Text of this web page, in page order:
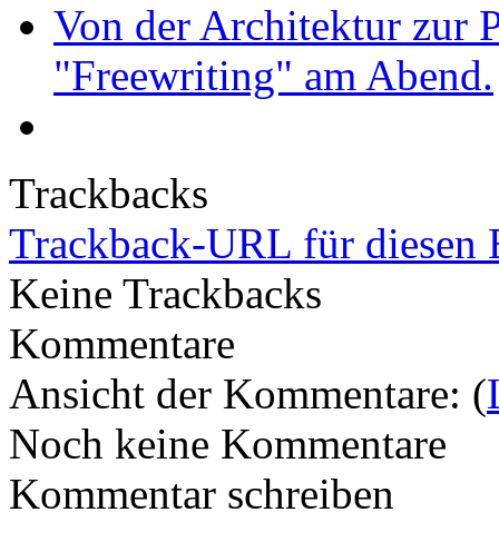
Von der Architektur zur
"Freewriting" am Abend.
Trackbacks
Trackback-URL für diesen
Keine Trackbacks
Kommentare
Ansicht der Kommentare: (
Noch keine Kommentare
Kommentar schreiben